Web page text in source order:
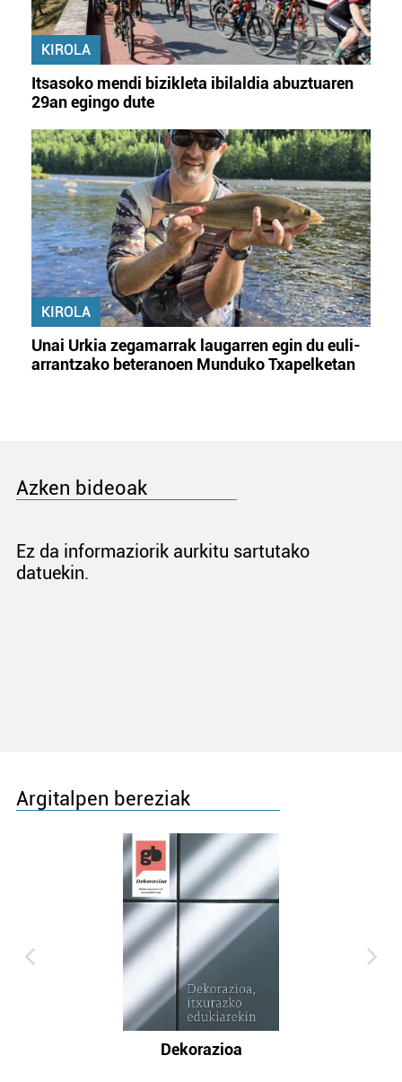
KIROLA
Itsasoko mendi bizikleta ibilaldia abuztuaren
29an egingo dute
KIROLA
Unai Urkia zegamarrak laugarren egin du euli-
arrantzako beteranoen Munduko Txapelketan
Azken bideoak
Ez da informaziorik aurkitu sartutako
datuekin.
Argitalpen bereziak
Dekorazioa